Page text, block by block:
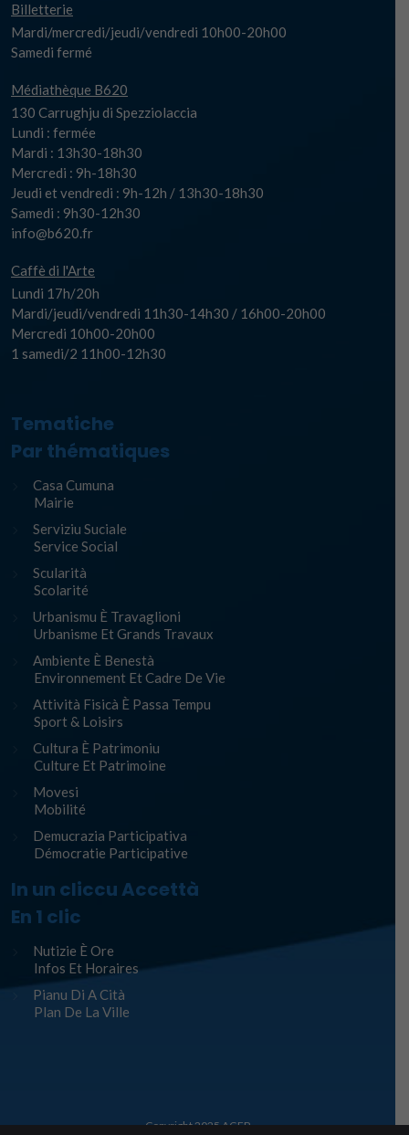
Billetterie
Mardi/mercredi/jeudi/vendredi 10h00-20h00
Samedi fermé
Médiathèque B620
130 Carrughju di Spezziolaccia
Lundi : fermée
Mardi : 13h30-18h30
Mercredi : 9h-18h30
Jeudi et vendredi : 9h-12h / 13h30-18h30
Samedi : 9h30-12h30
info@b620.fr
Caffè di l'Arte
Lundi 17h/20h
Mardi/jeudi/vendredi 11h30-14h30 / 16h00-20h00
Mercredi 10h00-20h00
1 samedi/2 11h00-12h30
Tematiche
Par thématiques
Casa Cumuna
Mairie
Serviziu Suciale
Service Social
Scularità
Scolarité
Urbanismu È Travaglioni
Urbanisme Et Grands Travaux
Ambiente È Benestà
Environnement Et Cadre De Vie
Attività Fisicà È Passa Tempu
Sport & Loisirs
Cultura È Patrimoniu
Culture Et Patrimoine
Movesi
Mobilité
Demucrazia Participativa
Démocratie Participative
In un cliccu Accettà
En 1 clic
Nutizie È Ore
Infos Et Horaires
Pianu Di A Cità
Plan De La Ville
Copyright 2025AGEP